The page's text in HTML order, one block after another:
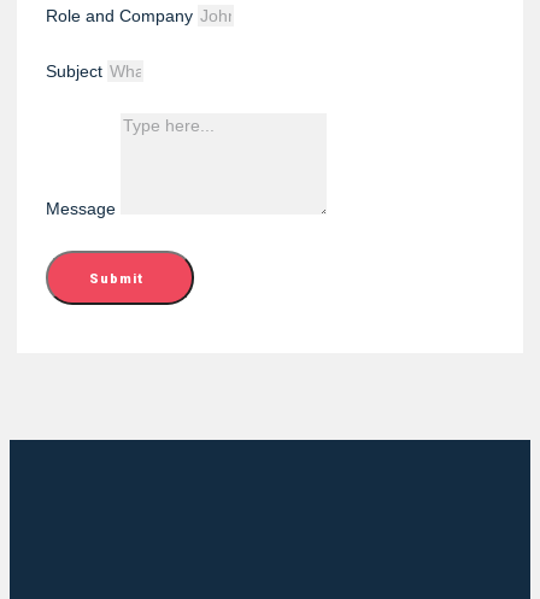
Role and Company
Subject
Message
Submit